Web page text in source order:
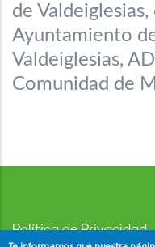
de
Ayuntamiento
Valdeiglesias,
Comunidad de
Política de Privacidad